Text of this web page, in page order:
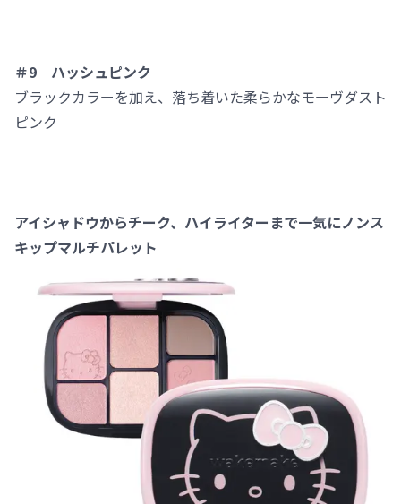
＃9 ハッシュピンク
ブラックカラーを加え、落ち着いた柔らかなモーヴダスト
ピンク
アイシャドウからチーク、ハイライターまで一気にノンス
キップマルチパレット